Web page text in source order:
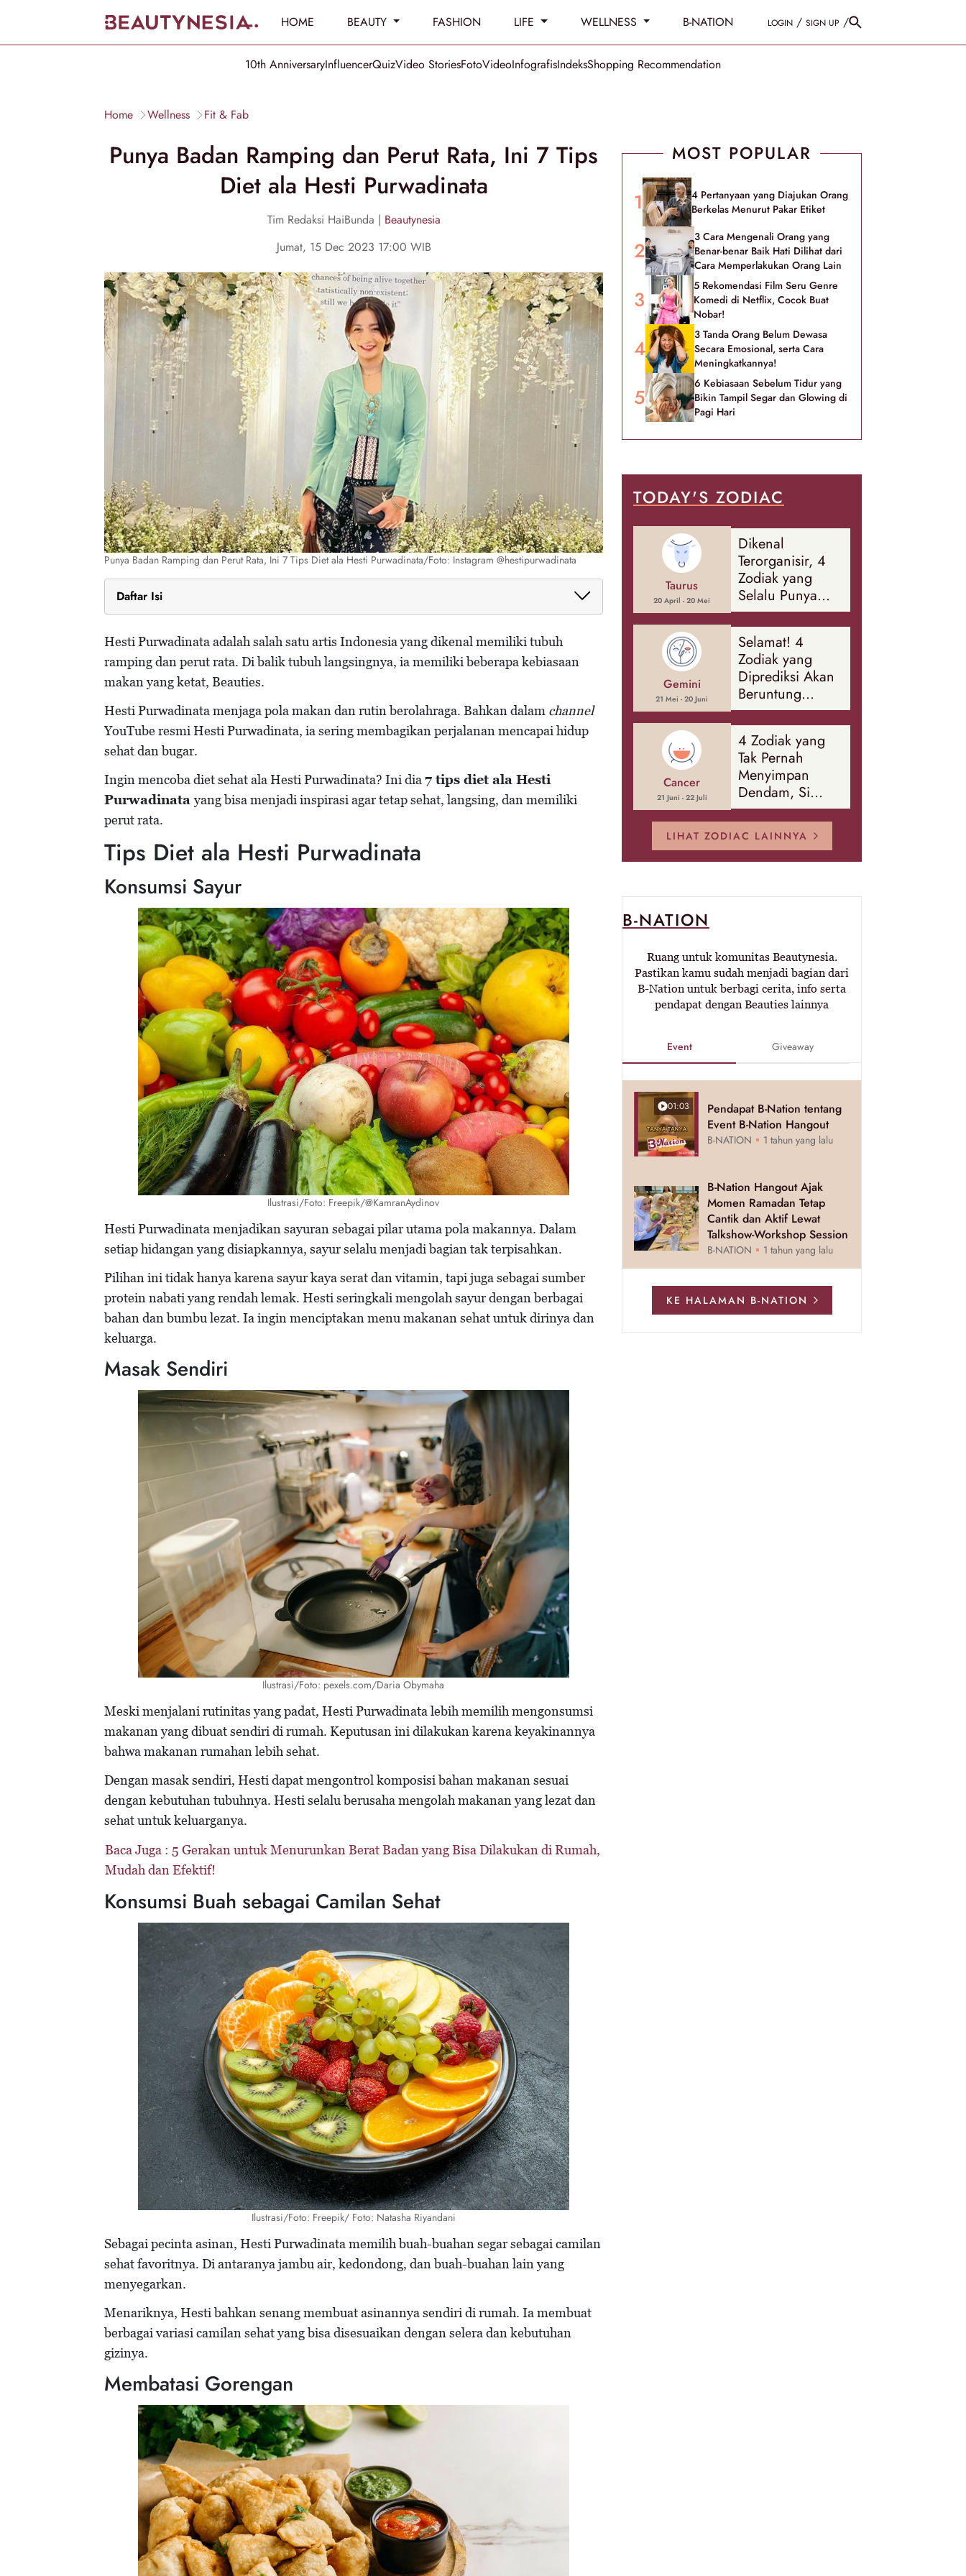
HOME BEAUTY FASHION LIFE WELLNESS B-NATION LOGIN / SIGN UP /
10th AnniversaryInfluencerQuizVideo StoriesFotoVideoInfografisIndeksShopping Recommendation
Home Wellness Fit & Fab
Punya Badan Ramping dan Perut Rata, Ini 7 Tips
Diet ala Hesti Purwadinata
Tim Redaksi HaiBunda | Beautynesia
Jumat, 15 Dec 2023 17:00 WIB
Punya Badan Ramping dan Perut Rata, Ini 7 Tips Diet ala Hesti Purwadinata/Foto: Instagram @hestipurwadinata
Daftar Isi
Konsumsi Sayur
Masak Sendiri
Konsumsi Buah sebagai Camilan Sehat
Membatasi Gorengan
Hesti Purwadinata adalah salah satu artis Indonesia yang dikenal memiliki tubuh
ramping dan perut rata. Di balik tubuh langsingnya, ia memiliki beberapa kebiasaan
makan yang ketat, Beauties.
Hesti Purwadinata menjaga pola makan dan rutin berolahraga. Bahkan dalam channel
YouTube resmi Hesti Purwadinata, ia sering membagikan perjalanan mencapai hidup
sehat dan bugar.
Ingin mencoba diet sehat ala Hesti Purwadinata? Ini dia7 tips diet ala Hesti
Purwadinatayang bisa menjadi inspirasi agar tetap sehat, langsing, dan memiliki
perut rata.
Tips Diet ala Hesti Purwadinata
Konsumsi Sayur
Ilustrasi/Foto: Freepik/@KamranAydinov
Hesti Purwadinata menjadikan sayuran sebagai pilar utama pola makannya. Dalam
setiap hidangan yang disiapkannya, sayur selalu menjadi bagian tak terpisahkan.
Pilihan ini tidak hanya karena sayur kaya serat dan vitamin, tapi juga sebagai sumber
protein nabati yang rendah lemak. Hesti seringkali mengolah sayur dengan berbagai
bahan dan bumbu lezat. Ia ingin menciptakan menu makanan sehat untuk dirinya dan
keluarga.
Masak Sendiri
Ilustrasi/Foto: pexels.com/Daria Obymaha
Meski menjalani rutinitas yang padat, Hesti Purwadinata lebih memilih mengonsumsi
makanan yang dibuat sendiri di rumah. Keputusan ini dilakukan karena keyakinannya
bahwa makanan rumahan lebih sehat.
Dengan masak sendiri, Hesti dapat mengontrol komposisi bahan makanan sesuai
dengan kebutuhan tubuhnya. Hesti selalu berusaha mengolah makanan yang lezat dan
sehat untuk keluarganya.
Baca Juga : 5 Gerakan untuk Menurunkan Berat Badan yang Bisa Dilakukan di Rumah,
Mudah dan Efektif!
Konsumsi Buah sebagai Camilan Sehat
Ilustrasi/Foto: Freepik/ Foto: Natasha Riyandani
Sebagai pecinta asinan, Hesti Purwadinata memilih buah-buahan segar sebagai camilan
sehat favoritnya. Di antaranya jambu air, kedondong, dan buah-buahan lain yang
menyegarkan.
Menariknya, Hesti bahkan senang membuat asinannya sendiri di rumah. Ia membuat
berbagai variasi camilan sehat yang bisa disesuaikan dengan selera dan kebutuhan
gizinya.
Membatasi Gorengan
MOST POPULAR
4 Pertanyaan yang Diajukan Orang
Berkelas Menurut Pakar Etiket
3 Cara Mengenali Orang yang
Benar-benar Baik Hati Dilihat dari
Cara Memperlakukan Orang Lain
5 Rekomendasi Film Seru Genre
Komedi di Netflix, Cocok Buat
Nobar!
3 Tanda Orang Belum Dewasa
Secara Emosional, serta Cara
Meningkatkannya!
6 Kebiasaan Sebelum Tidur yang
Bikin Tampil Segar dan Glowing di
Pagi Hari
TODAY'S ZODIAC
Taurus
20 April - 20 Mei
Dikenal
Terorganisir, 4
Zodiak yang
Selalu Punya
Rencana
Cadangan Soal
Banyak Hal
Gemini
21 Mei - 20 Juni
Selamat! 4
Zodiak yang
Diprediksi Akan
Beruntung
Sepanjang
Agustus 2026
Cancer
21 Juni - 22 Juli
4 Zodiak yang
Tak Pernah
Menyimpan
Dendam, Si
Paling Mudah
Memaafkan!
LIHAT ZODIAC LAINNYA
B-NATION
Ruang untuk komunitas Beautynesia.
Pastikan kamu sudah menjadi bagian dari
B-Nation untuk berbagi cerita, info serta
pendapat dengan Beauties lainnya
Event Giveaway
01:03
Pendapat B-Nation tentang
Event B-Nation Hangout
B-NATION 1 tahun yang lalu
B-Nation Hangout Ajak
Momen Ramadan Tetap
Cantik dan Aktif Lewat
Talkshow-Workshop Session
B-NATION 1 tahun yang lalu
KE HALAMAN B-NATION